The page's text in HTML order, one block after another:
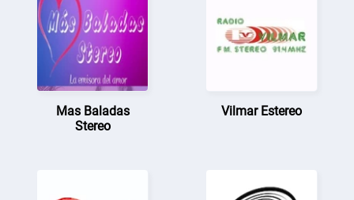
Mas Baladas
Stereo
Vilmar Estereo